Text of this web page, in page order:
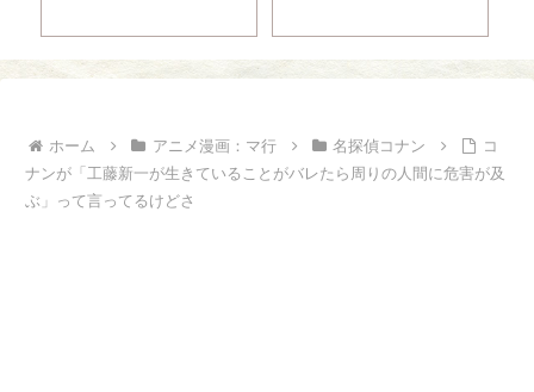
ホーム アニメ漫画：マ行 名探偵コナン
コ
ナンが「工藤新一が生きていることがバレたら周りの人間に危害が及
ぶ」って言ってるけどさ